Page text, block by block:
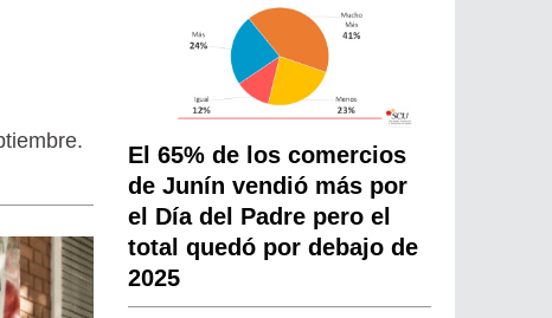
El 65% de los comercios
de Junín vendió más por
el Día del Padre pero el
total quedó por debajo de
2025